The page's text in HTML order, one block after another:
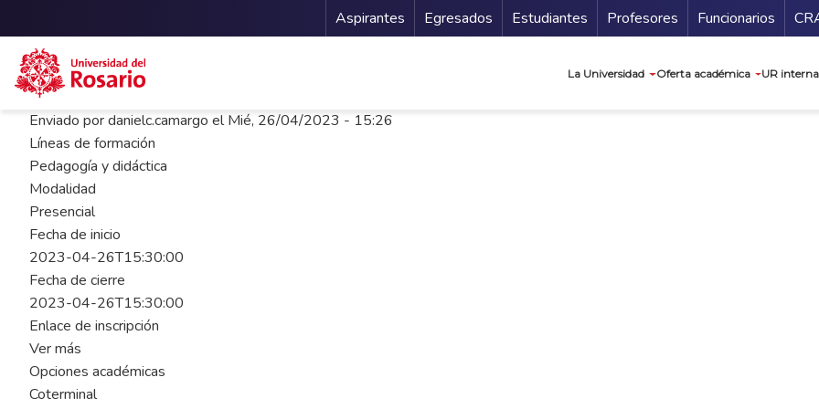
Pasar al contenido principal
Menu Secundario
Aspirantes Egresados Estudiantes Profesores Funcionarios
La Universidad Oferta académica UR
Enviado pordanielc.camargo elMié, 26/04/2023 - 15:26
Líneas de formación
Pedagogía y didáctica
Modalidad
Presencial
Fecha de inicio
2023-04-26T15:30:00
Fecha de cierre
2023-04-26T15:30:00
Enlace de inscripción
Ver más
Opciones académicas
Coterminal